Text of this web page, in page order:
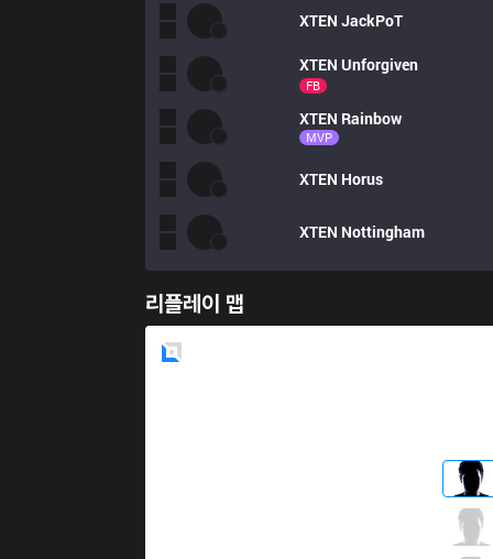
XTEN JackPoT
XTEN Unforgiven
FB
XTEN Rainbow
MVP
XTEN Horus
XTEN Nottingham
리플레이 맵